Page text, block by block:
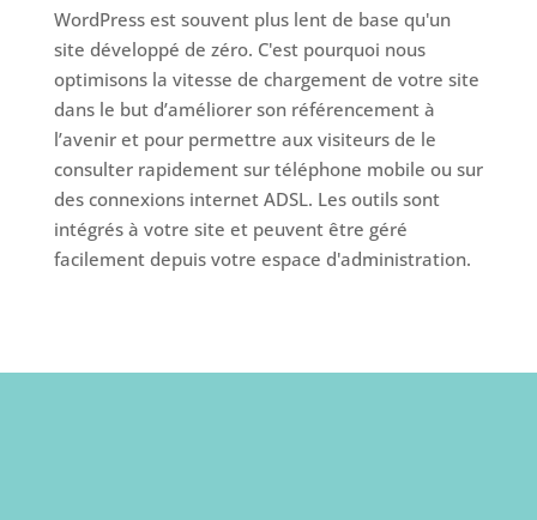
WordPress est souvent plus lent de base qu'un
site développé de zéro. C'est pourquoi nous
optimisons la vitesse de chargement de votre site
dans le but d’améliorer son référencement à
l’avenir et pour permettre aux visiteurs de le
consulter rapidement sur téléphone mobile ou sur
des connexions internet ADSL. Les outils sont
intégrés à votre site et peuvent être géré
facilement depuis votre espace d'administration.